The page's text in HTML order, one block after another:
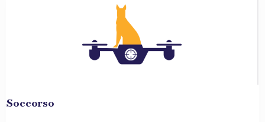
Soccorso